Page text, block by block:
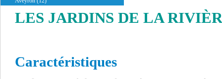
LES JARDINS DE LA
Caractéristiques